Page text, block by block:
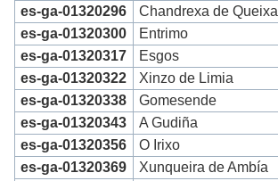
es-ga-01320296
Chandrexa de Queixa
es-ga-01320300
Entrimo
es-ga-01320317
Esgos
es-ga-01320322
Xinzo de Limia
es-ga-01320338
Gomesende
es-ga-01320343
A Gudiña
es-ga-01320356
O Irixo
es-ga-01320369
Xunqueira de Ambía